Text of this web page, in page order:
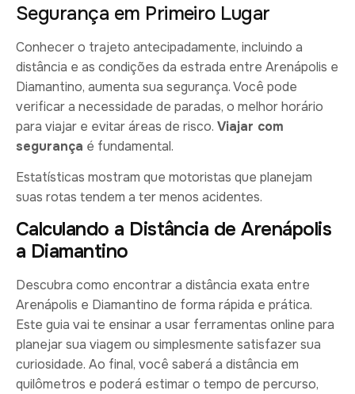
Segurança em Primeiro Lugar
Conhecer o trajeto antecipadamente, incluindo a
distância e as condições da estrada entre Arenápolis e
Diamantino, aumenta sua segurança. Você pode
verificar a necessidade de paradas, o melhor horário
para viajar e evitar áreas de risco. Viajar com
segurança é fundamental.
Estatísticas mostram que motoristas que planejam
suas rotas tendem a ter menos acidentes.
Calculando a Distância de Arenápolis
a Diamantino
Descubra como encontrar a distância exata entre
Arenápolis e Diamantino de forma rápida e prática.
Este guia vai te ensinar a usar ferramentas online para
planejar sua viagem ou simplesmente satisfazer sua
curiosidade. Ao final, você saberá a distância em
quilômetros e poderá estimar o tempo de percurso,